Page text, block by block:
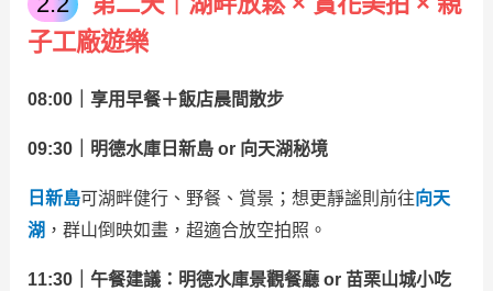
子工廠遊樂
08:00｜享用早餐＋飯店晨間散步
09:30｜明德水庫日新島 or 向天湖秘境
日新島可湖畔健行、野餐、賞景；想更靜謐則前往 向天
湖 ，群山倒映如畫，超適合放空拍照。
11:30｜午餐建議：明德水庫景觀餐廳 or 苗栗山城小吃